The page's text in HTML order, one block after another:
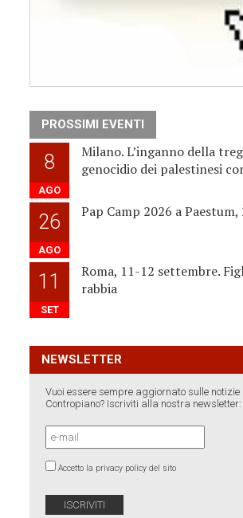
PROSSIMI EVENTI
8
AGO
Milano. L’inganno della
genocidio dei palestinesi
26
AGO
Pap Camp 2026 a
11
SET
Roma, 11-12 settembre.
rabbia
NEWSLETTER
Vuoi essere sempre aggiornato sulle notizie
Contropiano? Iscriviti alla nostra newsletter:
Accetto la privacy policy del sito